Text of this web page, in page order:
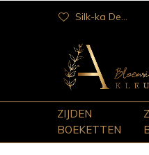
ZIJDEN
BOEKETTEN
Silk-ka Dealer